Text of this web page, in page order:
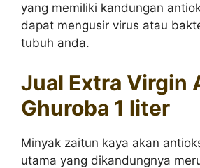
yang memiliki kandungan
dapat mengusir virus atau
tubuh anda.
Jual Extra Virgin
Ghuroba 1 liter
Minyak zaitun kaya akan
utama yang dikandungnya